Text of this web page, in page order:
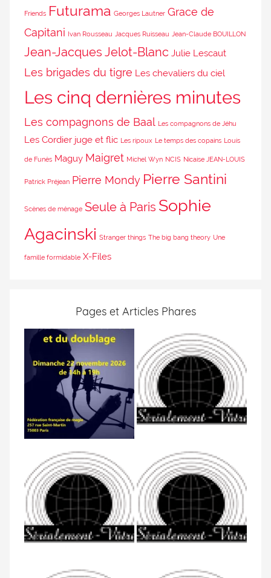
Friends Futurama Georges Lautner Grace de
Capitani Ivan Rousseau Jacques Ruisseau Jean-Claude BOUILLON
Jean-Jacques Jelot-Blanc Julie Lescaut
Les brigades du tigre Les chevaliers du ciel
Les cinq dernières minutes
Les compagnons de Baal Les compagnons de Jéhu
Les Cordier juge et flic Les ripoux Le temps des copains Louis
de Funès Maguy Maigret Michel Wyn NCIS Nicaise JEAN-LOUIS
Patrick Préjean Pierre Mondy Pierre Santini
Scènes de ménage Seule à Paris Sophie
Agacinski Stranger things The big bang theory Une
famille formidable X-Files
Pages et Articles Phares